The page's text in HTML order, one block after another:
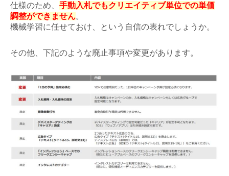
仕様のため、 手動入札でもクリエイティブ単位での単価
調整ができません。
機械学習に任せておけ、という自信の表れでしょうか。
その他、下記のような廃止事項や変更があります。